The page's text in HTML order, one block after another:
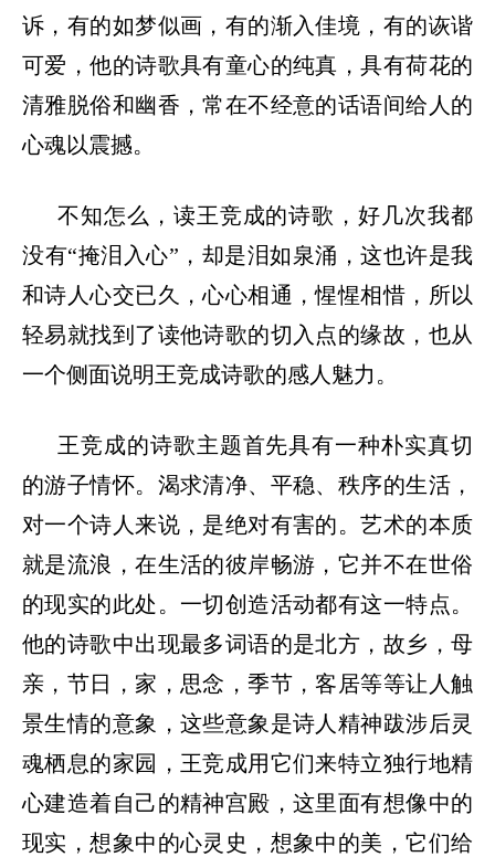
诉，有的如梦似画，有的渐入佳境，有的诙谐
可爱，他的诗歌具有童心的纯真，具有荷花的
清雅脱俗和幽香，常在不经意的话语间给人的
心魂以震撼。
不知怎么，读王竞成的诗歌，好几次我都
没有“掩泪入心”，却是泪如泉涌，这也许是我
和诗人心交已久，心心相通，惺惺相惜，所以
轻易就找到了读他诗歌的切入点的缘故，也从
一个侧面说明王竞成诗歌的感人魅力。
王竞成的诗歌主题首先具有一种朴实真切
的游子情怀。渴求清净、平稳、秩序的生活，
对一个诗人来说，是绝对有害的。艺术的本质
就是流浪，在生活的彼岸畅游，它并不在世俗
的现实的此处。一切创造活动都有这一特点。
他的诗歌中出现最多词语的是北方，故乡，母
亲，节日，家，思念，季节，客居等等让人触
景生情的意象，这些意象是诗人精神跋涉后灵
魂栖息的家园，王竞成用它们来特立独行地精
心建造着自己的精神宫殿，这里面有想像中的
现实，想象中的心灵史，想象中的美，它们给